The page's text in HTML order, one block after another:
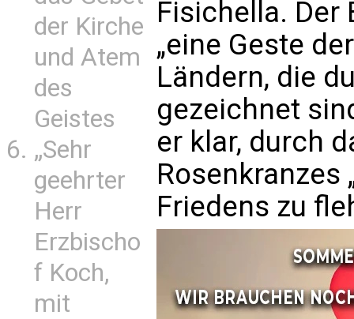
der Kirche
und Atem
des
Geistes
„Sehr
geehrter
Herr
Erzbischo
f Koch,
mit
Fisichella.
„eine Geste
Ländern, die
gezeichnet
er klar, durch
Rosenkranzes
Friedens zu